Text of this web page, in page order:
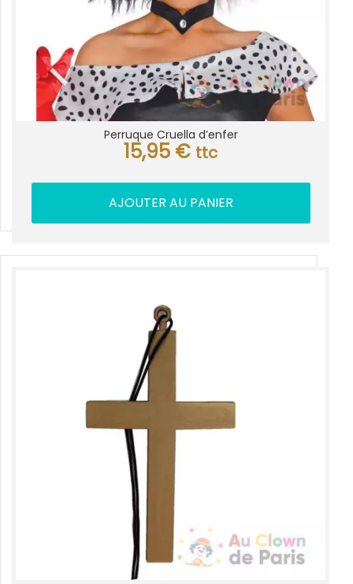
Perruque Cruella d’enfer
15,95 € ttc
AJOUTER AU PANIER